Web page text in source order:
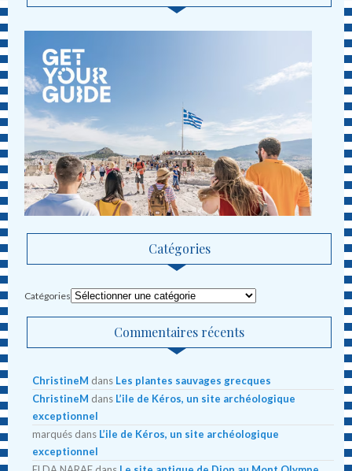
Catégories
Catégories
Commentaires récents
ChristineM dans Les plantes sauvages grecques
ChristineM dans L’ile de Kéros, un site archéologique
exceptionnel
marqués dans L’ile de Kéros, un site archéologique
exceptionnel